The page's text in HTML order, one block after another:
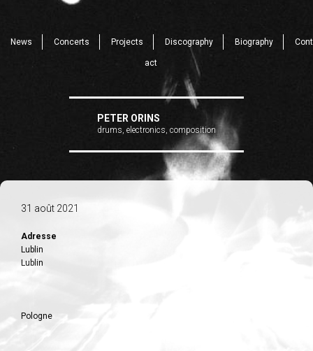
News Concerts Projects Discography Biography Cont
act
PETER ORINS
drums, electronics, composition
31 août 2021
Adresse
Lublin
Lublin
Pologne